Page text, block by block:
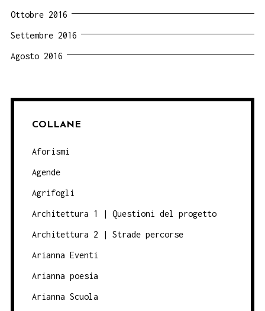
Ottobre 2016
Settembre 2016
Agosto 2016
COLLANE
Aforismi
Agende
Agrifogli
Architettura 1 | Questioni del progetto
Architettura 2 | Strade percorse
Arianna Eventi
Arianna poesia
Arianna Scuola